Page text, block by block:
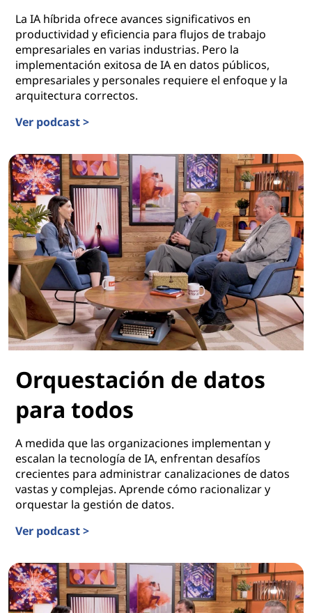
La IA híbrida ofrece avances significativos en
productividad y eficiencia para flujos de trabajo
empresariales en varias industrias. Pero la
implementación exitosa de IA en datos públicos,
empresariales y personales requiere el enfoque y la
arquitectura correctos.
Ver podcast >
Orquestación de datos
para todos
A medida que las organizaciones implementan y
escalan la tecnología de IA, enfrentan desafíos
crecientes para administrar canalizaciones de datos
vastas y complejas. Aprende cómo racionalizar y
orquestar la gestión de datos.
Ver podcast >